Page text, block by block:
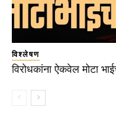
विश्लेषण
विरोधकांना ऐकवेल मोटा